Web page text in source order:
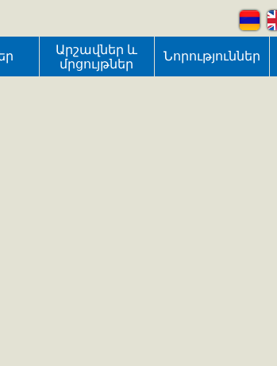
Արշավներ և
մրցույթներ
Նորություններ